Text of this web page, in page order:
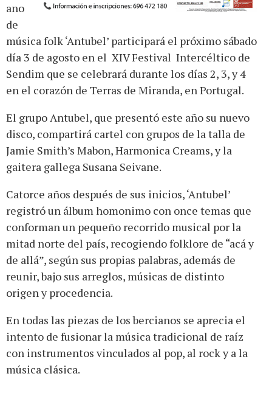
ano
de
música folk ‘Antubel’ participará el próximo sábado
día 3 de agosto en el XIV Festival Intercéltico de
Sendim que se celebrará durante los días 2, 3, y 4
en el corazón de Terras de Miranda, en Portugal.
El grupo Antubel, que presentó este año su nuevo
disco, compartirá cartel con grupos de la talla de
Jamie Smith’s Mabon, Harmonica Creams, y la
gaitera gallega Susana Seivane.
Catorce años después de sus inicios, ‘Antubel’
registró un álbum homonimo con once temas que
conforman un pequeño recorrido musical por la
mitad norte del país, recogiendo folklore de “acá y
de allá”, según sus propias palabras, además de
reunir, bajo sus arreglos, músicas de distinto
origen y procedencia.
En todas las piezas de los bercianos se aprecia el
intento de fusionar la música tradicional de raíz
con instrumentos vinculados al pop, al rock y a la
música clásica.